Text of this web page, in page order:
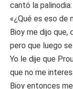
cantó la palinodia:
«¿Qué es eso de
Bioy me dijo que,
pero que luego
Yo le dije que
que no me
Bioy entonces